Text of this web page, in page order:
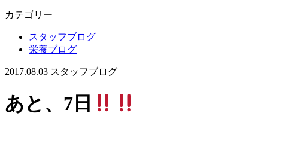
カテゴリー
スタッフブログ
栄養ブログ
2017.08.03 スタッフブログ
あと、7日